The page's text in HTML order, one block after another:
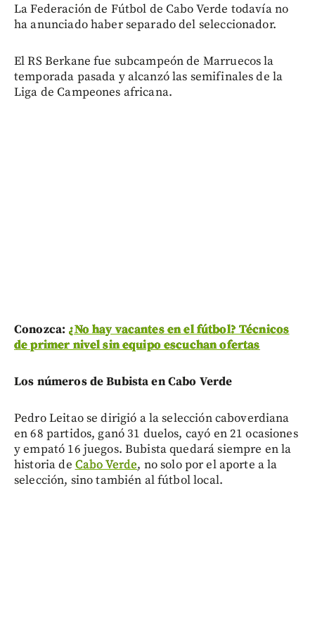
La Federación de Fútbol de Cabo Verde todavía no
ha anunciado haber separado del seleccionador.
El RS Berkane fue subcampeón de Marruecos la
temporada pasada y alcanzó las semifinales de la
Liga de Campeones africana.
Conozca: ¿No hay vacantes en el fútbol? Técnicos
de primer nivel sin equipo escuchan ofertas
Los números de Bubista en Cabo Verde
Pedro Leitao se dirigió a la selección caboverdiana
en 68 partidos, ganó 31 duelos, cayó en 21 ocasiones
y empató 16 juegos. Bubista quedará siempre en la
historia de Cabo Verde, no solo por el aporte a la
selección, sino también al fútbol local.